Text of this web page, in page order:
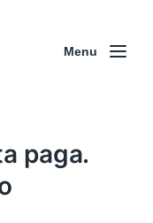
Menu
paga.